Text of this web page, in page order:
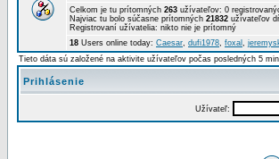
Celkom je tu prítomných 263 užívateľov: 0
Najviac tu bolo súčasne prítomných 21832 užívateľov
Registrovaní užívatelia: nikto nie je prítomný
18 Users online today: Caesar, dufi1978, foxal ,
Tieto dáta sú založené na aktivite užívateľov počas posledných 5
Prihlásenie
Užívateľ: